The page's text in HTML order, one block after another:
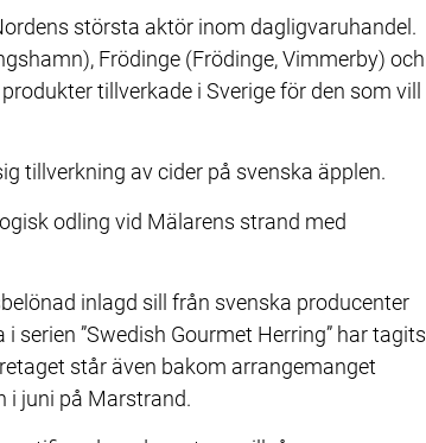
största aktör inom dagligvaruhandel.
Frödinge (Frödinge, Vimmerby) och
tillverkade i Sverige för den som vill
tillverkning av cider på svenska äpplen.
odling vid Mälarens strand med
inlagd sill från svenska producenter
serien ”Swedish Gourmet Herring” har tagits
står även bakom arrangemanget
i juni på Marstrand.